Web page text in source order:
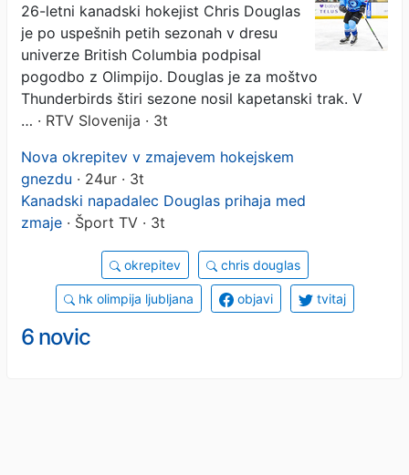
26-letni kanadski hokejist Chris Douglas
je po uspešnih petih sezonah v dresu
univerze British Columbia podpisal
pogodbo z Olimpijo. Douglas je za moštvo
Thunderbirds štiri sezone nosil kapetanski trak. V
… · RTV Slovenija · 3t
Nova okrepitev v zmajevem hokejskem
gnezdu · 24ur · 3t
Kanadski napadalec Douglas prihaja med
zmaje · Šport TV · 3t
okrepitev chris douglas
hk olimpija ljubljana objavi tvitaj
6 novic